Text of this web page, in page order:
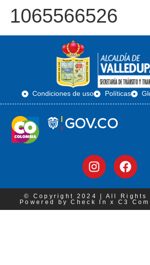
1065566526
Condiciones de uso Políticas
© Copyright 2024 | All Rights
Powered by Check In x C3